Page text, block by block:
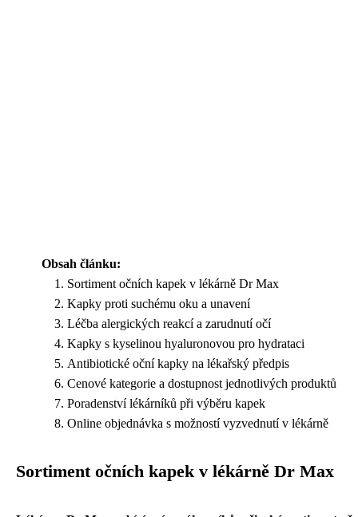
Obsah článku:
Sortiment očních kapek v lékárně Dr Max
Kapky proti suchému oku a unavení
Léčba alergických reakcí a zarudnutí očí
Kapky s kyselinou hyaluronovou pro hydrataci
Antibiotické oční kapky na lékařský předpis
Cenové kategorie a dostupnost jednotlivých produktů
Poradenství lékárníků při výběru kapek
Online objednávka s možností vyzvednutí v lékárně
Sortiment očních kapek v lékárně Dr Max